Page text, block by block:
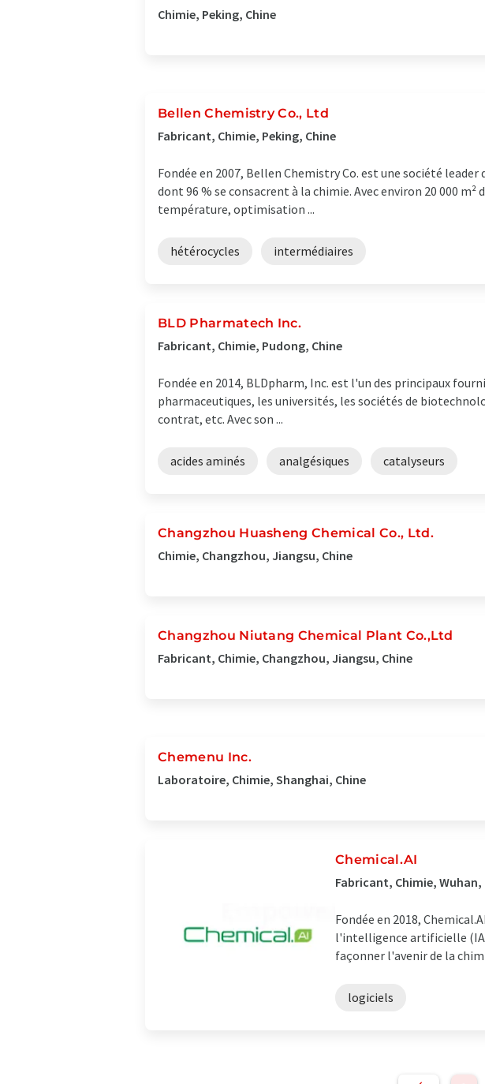
Chimie, Peking, Chine
Bellen Chemistry Co., Ltd
Fabricant, Chimie, Peking, Chine
Fondée en 2007, Bellen Chemistry Co. est une société leader
dont 96 % se consacrent à la chimie. Avec environ 20 000
température, optimisation ...
hétérocycles intermédiaires
BLD Pharmatech Inc.
Fabricant, Chimie, Pudong, Chine
Fondée en 2014, BLDpharm, Inc. est l'un des principaux
pharmaceutiques, les universités, les sociétés de
contrat, etc. Avec son ...
acides aminés analgésiques catalyseurs
Changzhou Huasheng Chemical Co., Ltd.
Chimie, Changzhou, Jiangsu, Chine
Changzhou Niutang Chemical Plant Co.,Ltd
Fabricant, Chimie, Changzhou, Jiangsu, Chine
Chemenu Inc.
Laboratoire, Chimie, Shanghai, Chine
Chemical.AI
Fabricant, Chimie, Wuhan,
Fondée en 2018,
l'intelligence artificielle
façonner l'avenir de la
logiciels